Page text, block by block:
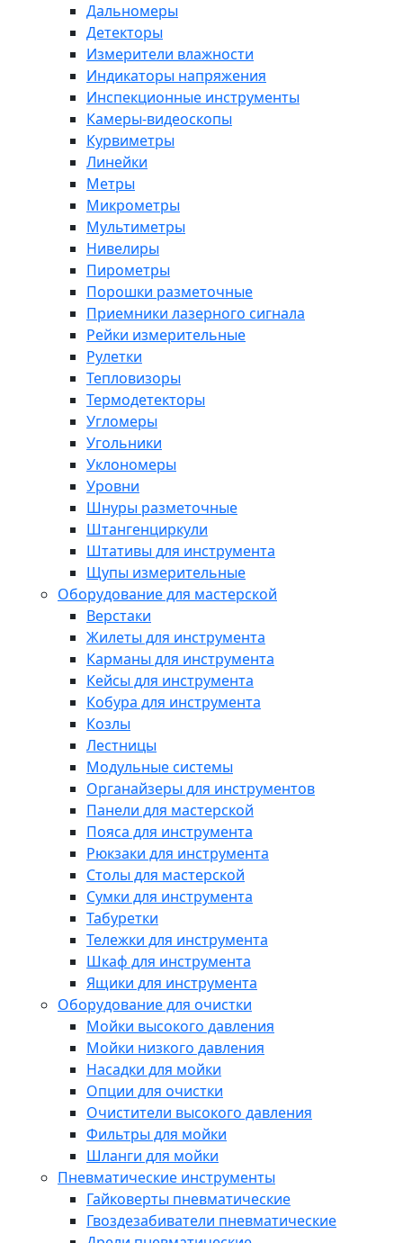
Дальномеры
Детекторы
Измерители влажности
Индикаторы напряжения
Инспекционные инструменты
Камеры-видеоскопы
Курвиметры
Линейки
Метры
Микрометры
Мультиметры
Нивелиры
Пирометры
Порошки разметочные
Приемники лазерного сигнала
Рейки измерительные
Рулетки
Тепловизоры
Термодетекторы
Угломеры
Угольники
Уклономеры
Уровни
Шнуры разметочные
Штангенциркули
Штативы для инструмента
Щупы измерительные
Оборудование для мастерской
Верстаки
Жилеты для инструмента
Карманы для инструмента
Кейсы для инструмента
Кобура для инструмента
Козлы
Лестницы
Модульные системы
Органайзеры для инструментов
Панели для мастерской
Пояса для инструмента
Рюкзаки для инструмента
Столы для мастерской
Сумки для инструмента
Табуретки
Тележки для инструмента
Шкаф для инструмента
Ящики для инструмента
Оборудование для очистки
Мойки высокого давления
Мойки низкого давления
Насадки для мойки
Опции для очистки
Очистители высокого давления
Фильтры для мойки
Шланги для мойки
Пневматические инструменты
Гайковерты пневматические
Гвоздезабиватели пневматические